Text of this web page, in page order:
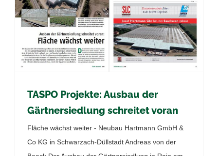
TASPO Projekte: Ausbau der
Gärtnersiedlung schreitet voran
Fläche wächst weiter - Neubau Hartmann GmbH &
Co KG in Schwarzach-Düllstadt Andreas von der